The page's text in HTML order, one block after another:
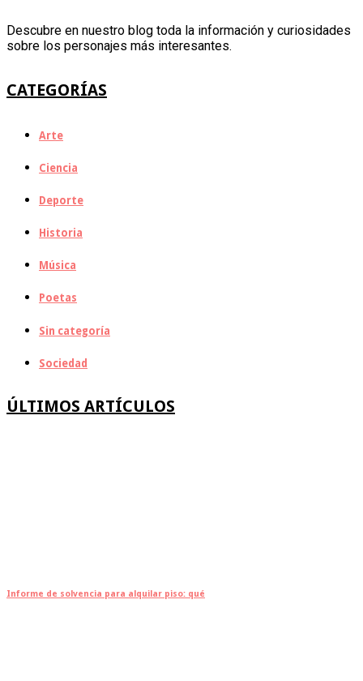
Descubre en nuestro blog toda la información y curiosidades
sobre los personajes más interesantes.
CATEGORÍAS
Arte
Ciencia
Deporte
Historia
Música
Poetas
Sin categoría
Sociedad
ÚLTIMOS ARTÍCULOS
Informe de solvencia para alquilar piso: qué